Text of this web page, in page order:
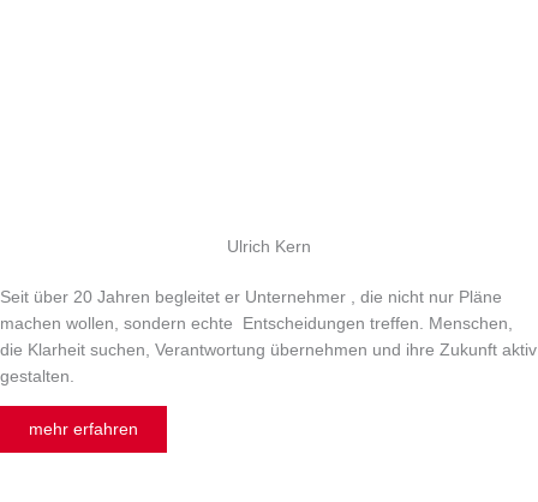
Ulrich Kern
Seit über 20 Jahren begleitet er Unternehmer , die nicht nur Pläne
machen wollen, sondern echte Entscheidungen treffen. Menschen,
die Klarheit suchen, Verantwortung übernehmen und ihre Zukunft aktiv
gestalten.
mehr erfahren